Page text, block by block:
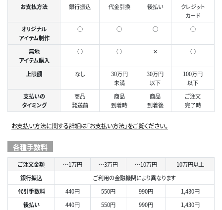
お支払方法 銀行振込 代金引換 後払い
クレジット
カード
オリジナル
アイテム制作
○ ○ ○ ◯
無地
アイテム購入
○ ○ ✕ ○
上限額 なし
30万円
未満
30万円
以下
100万円
以下
支払いの
タイミング
商品
発送前
商品
到着時
商品
到着後
ご注文
完了時
お支払い方法に関する詳細は「お支払い方法」をご覧ください。
各種手数料
ご注文金額 ～1万円 ～3万円 ～10万円
10万円以上
銀行振込
ご利用の金融機関により異なります
代引手数料
440円 550円 990円
1,430円
後払い
440円 550円 990円 1,430円